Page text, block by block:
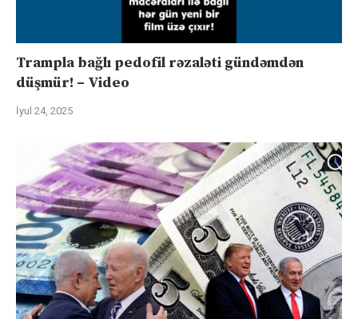
Trampla bağlı pedofil rəzaləti gündəmdən
düşmür! – Video
İyul 24, 2025